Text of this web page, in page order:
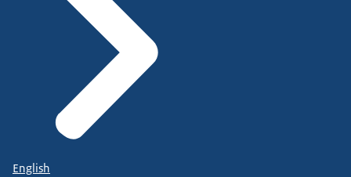
English